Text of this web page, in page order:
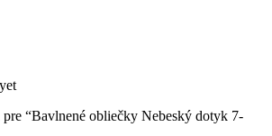
“Bavlnené obliečky Nebeský dotyk 7-